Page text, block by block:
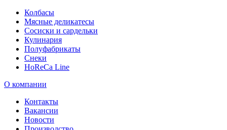
Колбасы
Мясные деликатесы
Сосиски и сардельки
Кулинария
Полуфабрикаты
Снеки
HoReCa Line
О компании
Контакты
Вакансии
Новости